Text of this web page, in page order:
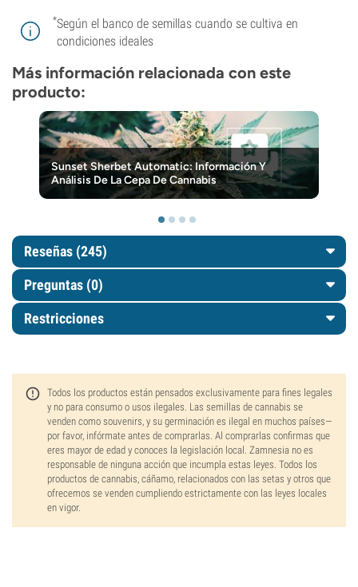
*Según el banco de semillas cuando se cultiva en
condiciones ideales
Más información relacionada con este
producto:
Sunset Sherbet Automatic: Información Y
Análisis De La Cepa De Cannabis
Reseñas (245)
Preguntas (0)
Restricciones
Todos los productos están pensados exclusivamente para fines legales
y no para consumo o usos ilegales. Las semillas de cannabis se
venden como souvenirs, y su germinación es ilegal en muchos países—
por favor, infórmate antes de comprarlas. Al comprarlas confirmas que
eres mayor de edad y conoces la legislación local. Zamnesia no es
responsable de ninguna acción que incumpla estas leyes. Todos los
productos de cannabis, cáñamo, relacionados con las setas y otros que
ofrecemos se venden cumpliendo estrictamente con las leyes locales
en vigor.